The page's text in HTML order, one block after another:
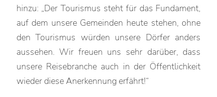
hinzu: „Der Tourismus steht für das Fundament,
auf dem unsere Gemeinden heute stehen, ohne
den Tourismus würden unsere Dörfer anders
aussehen. Wir freuen uns sehr darüber, dass
unsere Reisebranche auch in der Öffentlichkeit
wieder diese Anerkennung erfährt!“